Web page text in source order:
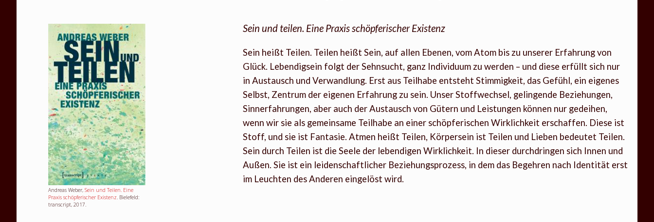
Andreas Weber,Sein und Teilen. Eine
Praxis schöpferischer Existenz. Bielefeld:
transcript, 2017.
Sein und teilen. Eine Praxis schöpferischer Existenz
Sein heißt Teilen. Teilen heißt Sein, auf allen Ebenen, vom Atom bis zu unserer Erfahrung von
Glück. Lebendigsein folgt der Sehnsucht, ganz Individuum zu werden – und diese erfüllt sich nur
in Austausch und Verwandlung. Erst aus Teilhabe entsteht Stimmigkeit, das Gefühl, ein eigenes
Selbst, Zentrum der eigenen Erfahrung zu sein. Unser Stoffwechsel, gelingende Beziehungen,
Sinnerfahrungen, aber auch der Austausch von Gütern und Leistungen können nur gedeihen,
wenn wir sie als gemeinsame Teilhabe an einer schöpferischen Wirklichkeit erschaffen. Diese ist
Stoff, und sie ist Fantasie. Atmen heißt Teilen, Körpersein ist Teilen und Lieben bedeutet Teilen.
Sein durch Teilen ist die Seele der lebendigen Wirklichkeit. In dieser durchdringen sich Innen und
Außen. Sie ist ein leidenschaftlicher Beziehungsprozess, in dem das Begehren nach Identität erst
im Leuchten des Anderen eingelöst wird.